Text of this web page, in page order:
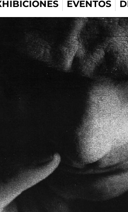
EVENTOS